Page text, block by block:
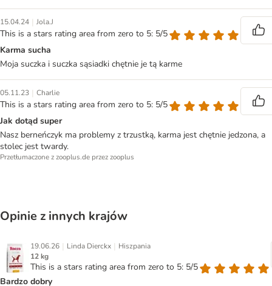
15.04.24 | Jola.J
This is a stars rating area from zero to 5: 5/5
Karma sucha
Moja suczka i suczka sąsiadki chętnie je tą karme
05.11.23 | Charlie
This is a stars rating area from zero to 5: 5/5
Jak dotąd super
Nasz berneńczyk ma problemy z trzustką, karma jest chętnie jedzona, a
stolec jest twardy.
Przetłumaczone z zooplus.de przez zooplus
Opinie z innych krajów
19.06.26 | Linda Dierckx | Hiszpania
12 kg
This is a stars rating area from zero to 5: 5/5
Bardzo dobry